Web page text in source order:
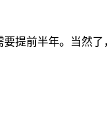
提前半年。当然了